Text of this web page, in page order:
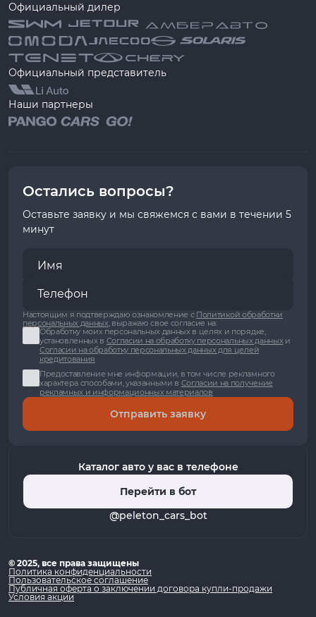
Официальный дилер
Официальный представитель
Наши партнеры
Остались вопросы?
Оставьте заявку и мы свяжемся с вами в течении 5
минут
Настоящим я подтверждаю ознакомление с Политикой обработки
персональных данных, выражаю свое согласие на:
Обработку моих персональных данных в целях и порядке,
установленных в Согласии на обработку персональных данныхи
Согласии на обработку персональных данных для целей
кредитования
Предоставление мне информации, в том числе рекламного
характера способами, указанными в Согласии на получение
рекламных и информационных материалов
Отправить заявку
Каталог авто у вас в телефоне
Перейти в бот
@peleton_cars_bot
© 2025, все права защищены
Политика конфиденциальности
Пользовательское соглашение
Публичная оферта о заключении договора купли-продажи
Условия акции